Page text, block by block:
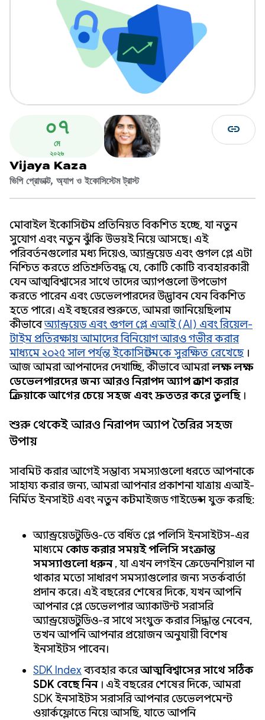
০৭
মে
২০২৬
Vijaya Kaza
ভিপি প্রোডাক্ট, অ্যাপ ও ইকোসিস্টেম ট্রাস্ট
link
মোবাইল ইকোসিস্টেম প্রতিনিয়ত বিকশিত হচ্ছে, যা নতুন
সুযোগ এবং নতুন ঝুঁকি উভয়ই নিয়ে আসছে। এই
পরিবর্তনগুলোর মধ্য দিয়েও, অ্যান্ড্রয়েড এবং গুগল প্লে এটা
নিশ্চিত করতে প্রতিশ্রুতিবদ্ধ যে, কোটি কোটি ব্যবহারকারী
যেন আত্মবিশ্বাসের সাথে তাদের অ্যাপগুলো উপভোগ
করতে পারেন এবং ডেভেলপারদের উদ্ভাবন যেন বিকশিত
হতে পারে। এই বছরের শুরুতে, আমরা জানিয়েছিলাম
কীভাবেঅ্যান্ড্রয়েড এবং গুগল প্লে এআই (AI) এবং রিয়েল-
টাইম প্রতিরক্ষায় আমাদের বিনিয়োগ আরও গভীর করার
মাধ্যমে ২০২৫ সাল পর্যন্ত ইকোসিস্টেমকে সুরক্ষিত রেখেছে।
আজ আমরা আপনাদের দেখাচ্ছি, কীভাবে আমরালক্ষ লক্ষ
ডেভেলপারদের জন্য আরও নিরাপদ অ্যাপ প্রকাশ করার
প্রক্রিয়াকে আগের চেয়ে সহজ এবং দ্রুততর করে তুলছি।
শুরু থেকেই আরও নিরাপদ অ্যাপ তৈরির সহজ
উপায়
সাবমিট করার আগেই সম্ভাব্য সমস্যাগুলো ধরতে আপনাকে
সাহায্য করার জন্য, আমরা আপনার প্রকাশনা যাত্রায় এআই-
নির্মিত ইনসাইট এবং নতুন কাস্টমাইজড গাইডেন্স যুক্ত করছি:
অ্যান্ড্রয়েড স্টুডিও-তে বর্ধিত প্লে পলিসি ইনসাইটস-এর
মাধ্যমে কোড করার সময়ই পলিসি সংক্রান্ত
সমস্যাগুলো ধরুন, যা এখন লগইন ক্রেডেনশিয়াল না
থাকার মতো সাধারণ সমস্যাগুলোর জন্য সতর্কবার্তা
প্রদান করে। এই বছরের শেষের দিকে, যখন আপনি
আপনার প্লে ডেভেলপার অ্যাকাউন্ট সরাসরি
অ্যান্ড্রয়েড স্টুডিও-র সাথে সংযুক্ত করার সিদ্ধান্ত নেবেন,
তখন আপনি আপনার প্রয়োজন অনুযায়ী বিশেষ
ইনসাইটস পাবেন।
SDK Indexব্যবহার করেআত্মবিশ্বাসের সাথে সঠিক
SDK বেছে নিন। এই বছরের শেষের দিকে, আমরা
SDK ইনসাইটস সরাসরি আপনার ডেভেলপমেন্ট
ওয়ার্কফ্লোতে নিয়ে আসছি, যাতে আপনি